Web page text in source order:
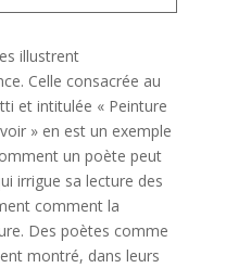
illustrent
Celle consacrée au
et intitulée « Peinture
» en est un exemple
un poète peut
irrigue sa lecture des
comment la
Des poètes comme
montré, dans leurs